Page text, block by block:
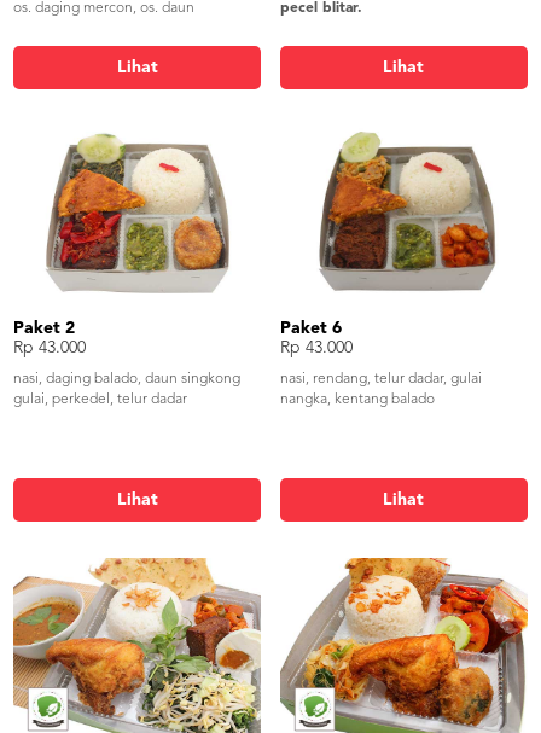
os. daging mercon, os. daun
lalap timun, sambel, krupuk udang
Lihat
pecel blitar.
kering tempe, perkedel kentang, lalap
timun, sambel, krupuk udang
Lihat
Paket 2
Rp 43.000
nasi, daging balado, daun singkong
gulai, perkedel, telur dadar
Lihat
Paket 6
Rp 43.000
nasi, rendang, telur dadar, gulai
nangka, kentang balado
Lihat